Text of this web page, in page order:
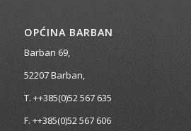
OPĆINA BARBAN
Barban 69,
52207 Barban,
T. ++385(0)52 567 635
F. ++385(0)52 567 606